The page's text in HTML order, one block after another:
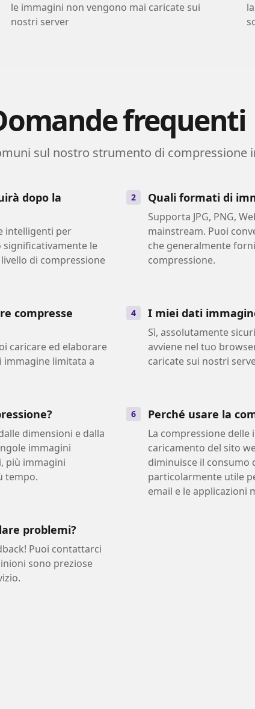
le immagini non vengono mai caricate sui
nostri server
frequenti
sul nostro strumento di compressione
dopo la
intelligenti per
significativamente le
di compressione
2 Quali formati di
Supporta JPG, PNG,
mainstream. Puoi
che generalmente
compressione.
compresse
caricare ed elaborare
immagine limitata a
4 I miei dati
Sì, assolutamente
avviene nel tuo
caricate sui nostri
dimensioni e dalla
immagini
più immagini
tempo.
6 Perché usare la
La compressione
caricamento del sito
diminuisce il consumo
particolarmente utile
email e le applicazioni
problemi?
Puoi contattarci
sono preziose